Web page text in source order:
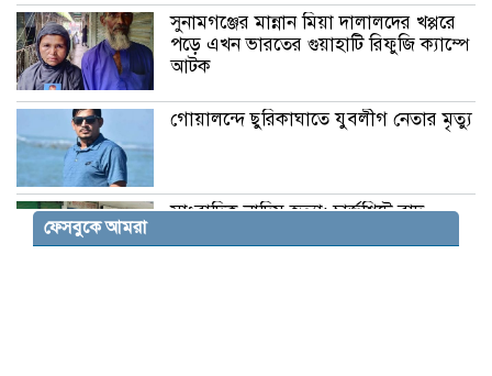
সুনামগঞ্জের মান্নান মিয়া দালালদের খপ্পরে
পড়ে এখন ভারতের গুয়াহাটি রিফুজি ক্যাম্পে
আটক
গোয়ালন্দে ছুরিকাঘাতে যুবলীগ নেতার মৃত্যু
সাংবাদিক নাদিম হত্যা: চার্জশিটে বাদ
ফেসবুকে আমরা